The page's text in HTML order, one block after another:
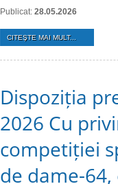
Publicat: 28.05.2026
CITEŞTE MAI MULT...
Dispoziția
2026 Cu
competiției
de dame-64,